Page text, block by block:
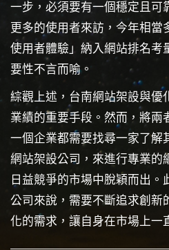
一步，必須要有一個穩定且可
更多的使用者來訪，今年相當
使用者體驗」納入網站排名考
要性不言而喻。
綜觀上述，台南網站架設與優
業績的重要手段。然而，將兩
一個企業都需要找尋一家了解
網站架設公司，來進行專業的
日益競爭的市場中脫穎而出。
公司來說，需要不斷追求創新
化的需求，讓自身在市場上一